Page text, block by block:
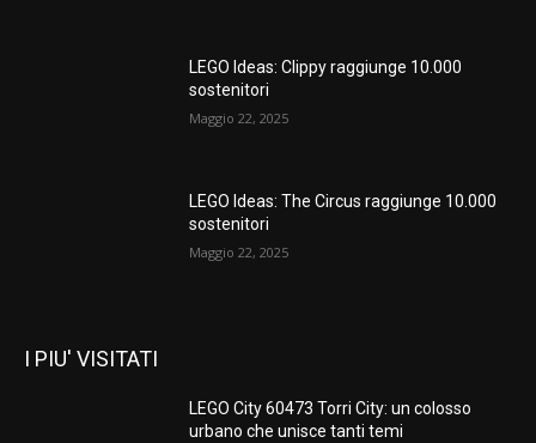
LEGO Ideas: Clippy raggiunge 10.000
sostenitori
Maggio 22, 2025
LEGO Ideas: The Circus raggiunge 10.000
sostenitori
Maggio 22, 2025
I PIU' VISITATI
LEGO City 60473 Torri City: un colosso
urbano che unisce tanti temi